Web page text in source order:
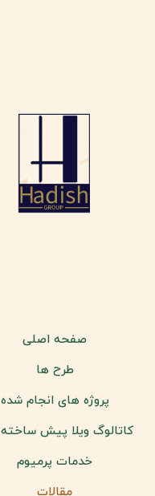
صفحه اصلی
طرح ها
پروژه های انجام شده
کاتالوگ ویلا پیش ساخته LSF
خدمات پرمیوم
مقالات